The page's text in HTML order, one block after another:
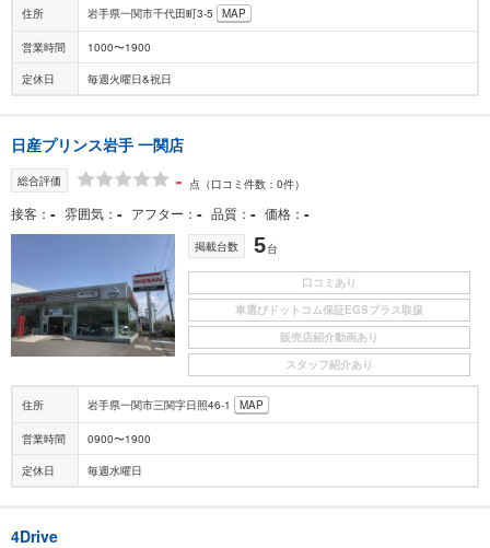
住所 岩手県一関市千代田町3-5 MAP
営業時間 1000〜1900
定休日 毎週火曜日&祝日
日産プリンス岩手 一関店
総合評価 - 点 （口コミ件数：0件）
接客 - 雰囲気 - アフター - 品質 - 価格 -
掲載台数 5台
口コミあり
車選びドットコム保証EGSプラス取扱
販売店紹介動画あり
スタッフ紹介あり
住所 岩手県一関市三関字日照46-1 MAP
営業時間 0900〜1900
定休日 毎週水曜日
4Drive